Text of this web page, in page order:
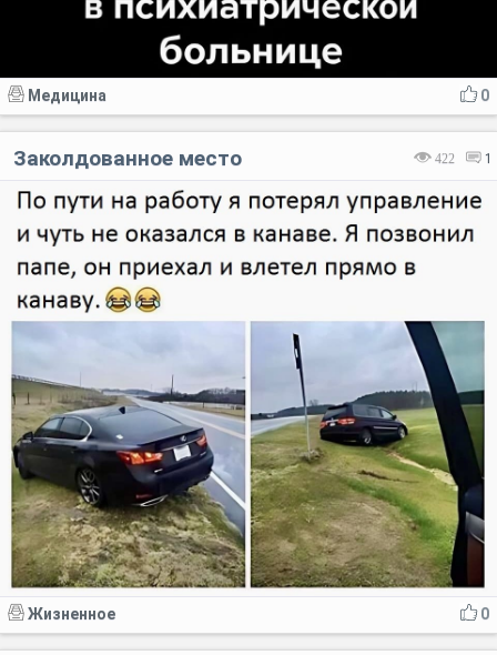
0
Медицина
422 1
Заколдованное место
0
Жизненное